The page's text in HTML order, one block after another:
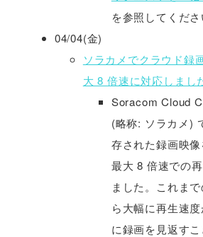
を参照してくださ
04/04(金)
ソラカメでクラウド録
大 8 倍速に対応しまし
Soracom Cloud
(略称: ソラカメ)
存された録画映像
最大 8 倍速での
ました。これま
ら大幅に再生速
に録画を見返す